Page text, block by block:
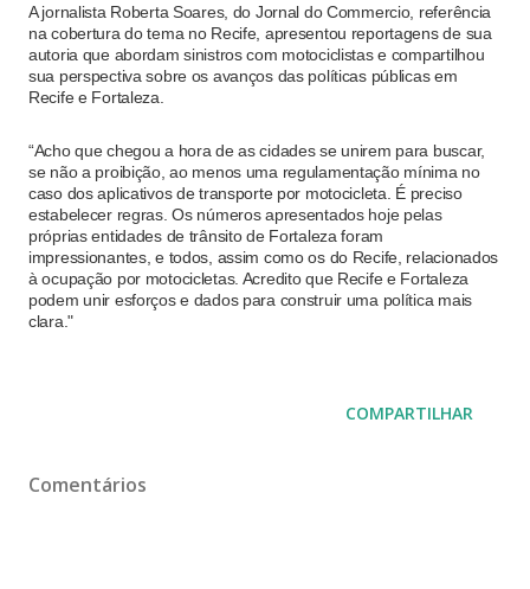
A jornalista Roberta Soares, do Jornal do Commercio, referência
na cobertura do tema no Recife, apresentou reportagens de sua
autoria que abordam sinistros com motociclistas e compartilhou
sua perspectiva sobre os avanços das políticas públicas em
Recife e Fortaleza.
“Acho que chegou a hora de as cidades se unirem para buscar,
se não a proibição, ao menos uma regulamentação mínima no
caso dos aplicativos de transporte por motocicleta. É preciso
estabelecer regras. Os números apresentados hoje pelas
próprias entidades de trânsito de Fortaleza foram
impressionantes, e todos, assim como os do Recife, relacionados
à ocupação por motocicletas. Acredito que Recife e Fortaleza
podem unir esforços e dados para construir uma política mais
clara."
COMPARTILHAR
Comentários